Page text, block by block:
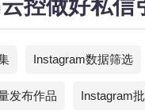
控做好私信
Instagram数据筛选
发布作品 Instagram